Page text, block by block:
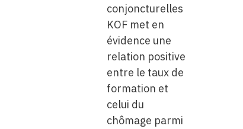
conjoncturelles
KOF met en
évidence une
relation positive
entre le taux de
formation et
celui du
chômage parmi